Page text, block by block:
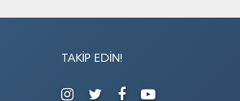
TAKIP EDIN!